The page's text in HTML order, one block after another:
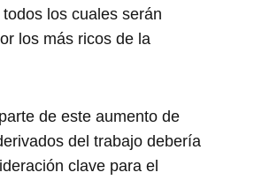
los cuales serán
los más ricos de la
de este aumento de
del trabajo debería
clave para el